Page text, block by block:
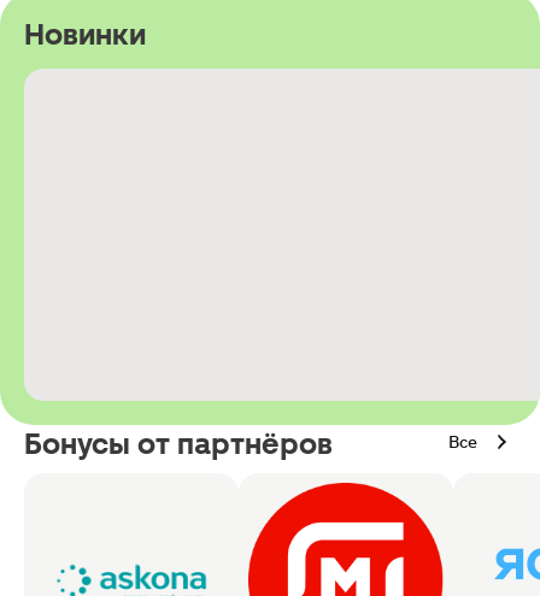
Новинки
Бонусы от партнёров Все